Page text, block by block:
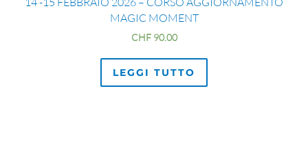
MAGIC MOMENT
CHF90.00
LEGGI TUTTO